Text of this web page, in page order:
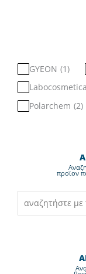
GYEON (1)
Labocosmetica
Polarchem (2)
προϊον